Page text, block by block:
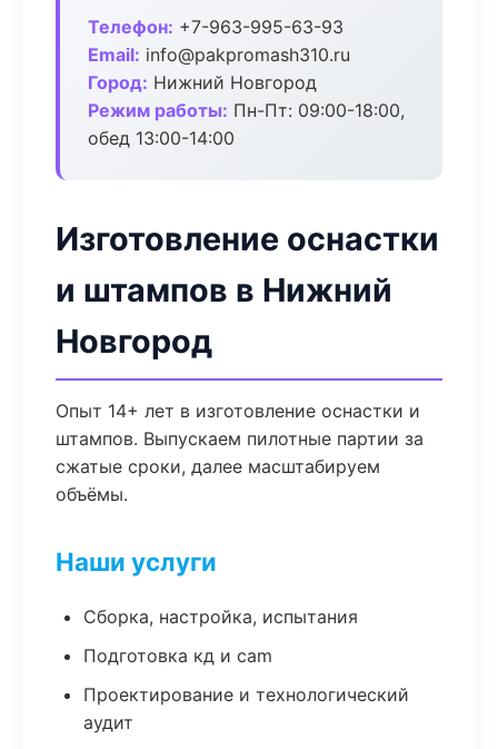
Телефон: +7-963-995-63-93
Email: info@pakpromash310.ru
Город: Нижний Новгород
Режим работы: Пн-Пт: 09:00-18:00,
обед 13:00-14:00
Изготовление оснастки
и штампов в Нижний
Новгород
Опыт 14+ лет в изготовление оснастки и
штампов. Выпускаем пилотные партии за
сжатые сроки, далее масштабируем
объёмы.
Наши услуги
Сборка, настройка, испытания
Подготовка кд и cam
Проектирование и технологический
аудит